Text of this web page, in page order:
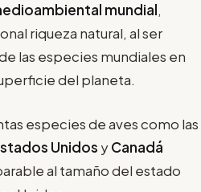
mundial,
riqueza natural, al ser
las especies mundiales en
del planeta.
especies de aves como las
Unidos yCanadá
al tamaño del estado